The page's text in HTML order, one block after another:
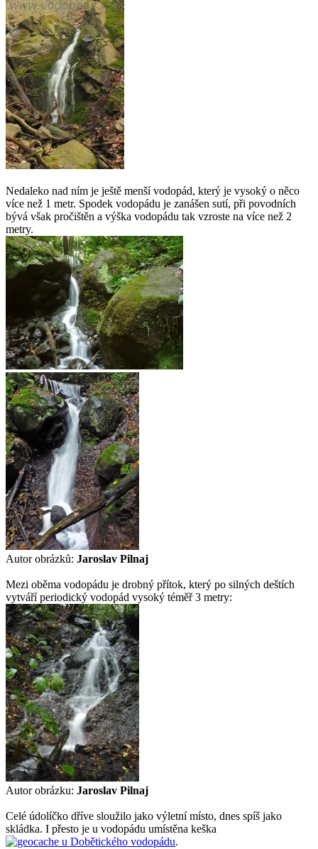
Nedaleko nad ním je ještě menší vodopád, který je vysoký o něco
více než 1 metr. Spodek vodopádu je zanášen sutí, při povodních
bývá však pročištěn a výška vodopádu tak vzroste na více než 2
metry.
Autor obrázků: Jaroslav Pilnaj
Mezi oběma vodopádu je drobný přítok, který po silných deštích
vytváří periodický vodopád vysoký téměř 3 metry:
Autor obrázku: Jaroslav Pilnaj
Celé údolíčko dříve sloužilo jako výletní místo, dnes spíš jako
skládka. I přesto je u vodopádu umístěna keška
.